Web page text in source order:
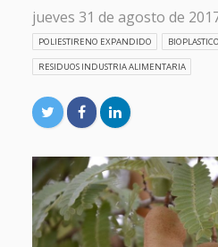
jueves 31 de agosto de
POLIESTIRENO EXPANDIDO
RESIDUOS INDUSTRIA ALIMENTARIA